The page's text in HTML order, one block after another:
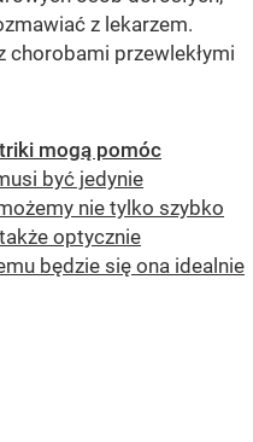
z lekarzem.
chorobami przewlekłymi
triki mogą pomóc
być jedynie
nie tylko szybko
optycznie
będzie się ona idealnie